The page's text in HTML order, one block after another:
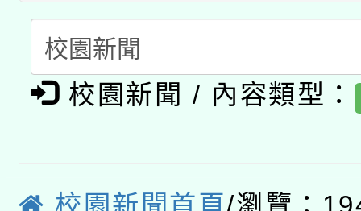
暨閱讀推動專業研習
科技賦能─人工智慧
礎課程
A3數位素養講師名單
「數位內容與教學軟
校園新聞 / 內容類型：
校園新聞首頁/瀏覽：